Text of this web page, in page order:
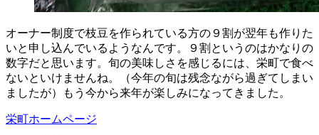
オーナー制度で枝豆を作られている方の９割が翌年も作りた
いと申し込んでいるようなんです。９割というのはかなりの
数字だと思います。旬の美味しさを感じるには、栄町で食べ
ないといけませんね。（今年の旬は残念ながら過ぎてしまい
ましたが）もう今から来年が楽しみになってきました。
栄町ホームページ